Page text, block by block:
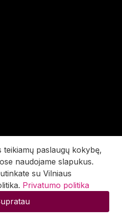
teikiamų paslaugų kokybę,
naudojame slapukus.
su Vilniaus
Privatumo politika